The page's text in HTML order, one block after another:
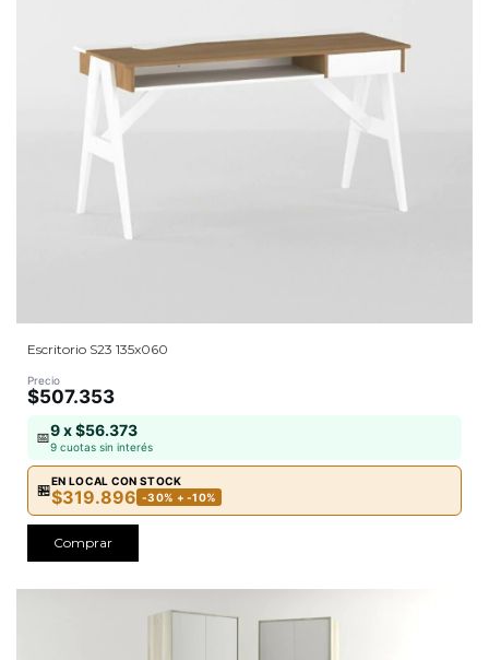
Escritorio S23 135x060
Precio
$507.353
📅9 x $56.373
9 cuotas sin interés
🏪
EN LOCAL CON STOCK
$319.896 -30% + -10%
Comprar